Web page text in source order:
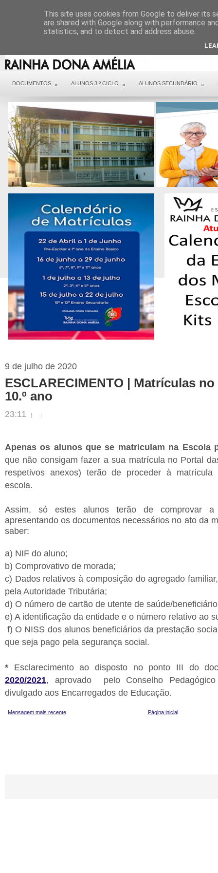
DOCUMENTOS » ALUNOS 3.º CICLO » ALUNOS SECUNDÁRIO »
9 de julho de 2020
ESCLARECIMENTO | Matrículas no
10.º ano
23:11
Apenas os alunos que se matriculam na Escola
que não consigam fazer a sua matrícula no Portal
respetivos anexos) terão de proceder à matrícula
escola.
Assim, só estes alunos terão de comprovar a
apresentando os documentos necessários no ato da
saber:
a) NIF do aluno;
b) Comprovativo de morada;
c) Dados relativos à composição do agregado
pela Autoridade Tributária;
d) O número de cartão de utente de saúde/
e) A identificação da entidade e o número relativo ao
f) O NISS dos alunos beneficiários da prestação
que seja pago pela segurança social.
* Esclarecimento ao disposto no ponto III do
2020/2021, aprovado pelo Conselho
divulgado aos Encarregados de Educação.
Mensagem mais recente Página inicial
This site uses cookies from Google to deliver its
are shared with Google along with performance
statistics, and to detect and address abuse.